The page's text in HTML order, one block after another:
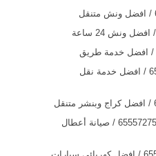
ونش القادسية / 65557275 / افضل خدمة نقل
ونش المنطقة العاشرة / 65557275 / صيانة أعطال